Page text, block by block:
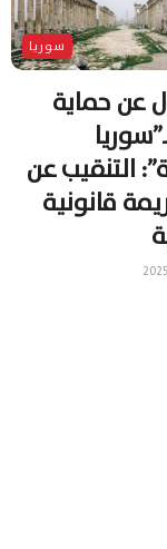
سوريا
عن حماية
التنقيب عن
قانونية